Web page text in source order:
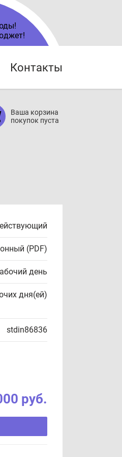
Контакты
Ваша корзина
покупок пуста
(PDF)
день
дня(ей)
stdin86836
руб.